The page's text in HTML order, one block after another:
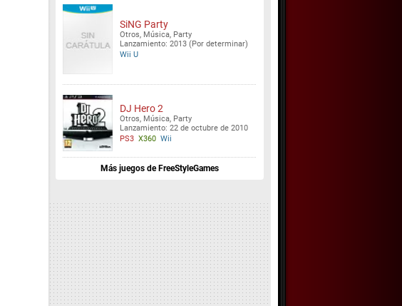
SiNG Party
Otros, Música, Party
Lanzamiento: 2013 (Por determinar)
Wii U
DJ Hero 2
Otros, Música, Party
Lanzamiento: 22 de octubre de 2010
PS3 X360 Wii
Más juegos de FreeStyleGames